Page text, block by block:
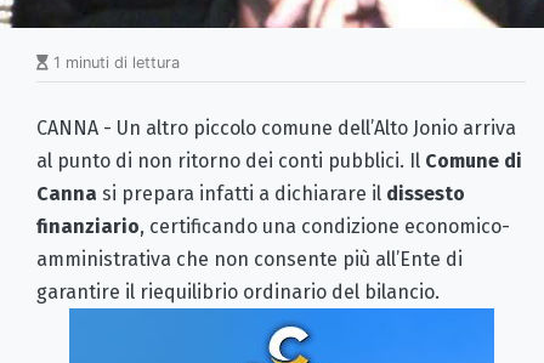
1 minuti di lettura
CANNA - Un altro piccolo comune dell’Alto Jonio arriva
al punto di non ritorno dei conti pubblici. Il Comune di
Canna si prepara infatti a dichiarare il dissesto
finanziario, certificando una condizione economico-
amministrativa che non consente più all’Ente di
garantire il riequilibrio ordinario del bilancio.